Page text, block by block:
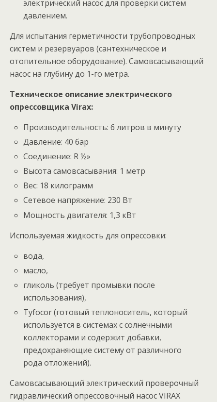
электрический насос для проверки систем
давлением.
Для испытания герметичности трубопроводных
систем и резервуаров (сантехническое и
отопительное оборудование). Самовсасывающий
насос на глубину до 1-го метра.
Техническое описание электрического
опрессовщика Virax:
Производительность: 6 литров в минуту
Давление: 40 бар
Соединение: R ½»
Высота самовсасывания: 1 метр
Вес: 18 килограмм
Сетевое напряжение: 230 Вт
Мощность двигателя: 1,3 кВт
Используемая жидкость для опрессовки:
вода,
масло,
гликоль (требует промывки после
использования),
Тyfocor (готовый теплоноситель, который
используется в системах с солнечными
коллекторами и содержит добавки,
предохраняющие систему от различного
рода отложений).
Самовсасывающий электрический проверочный
гидравлический опрессовочный насос VIRAX